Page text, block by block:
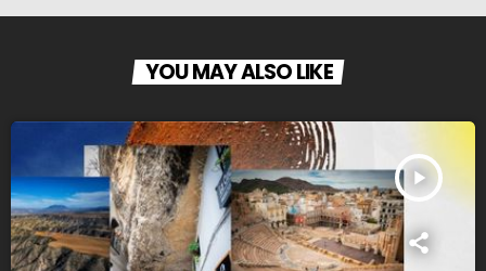
YOU MAY ALSO LIKE
play_arrow